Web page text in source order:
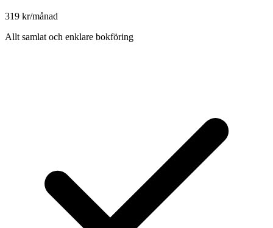
319 kr/månad
Allt samlat och enklare bokföring